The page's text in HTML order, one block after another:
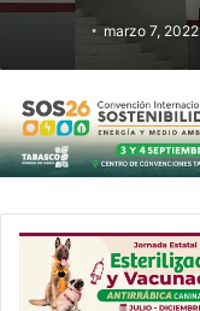
marzo 7, 2022